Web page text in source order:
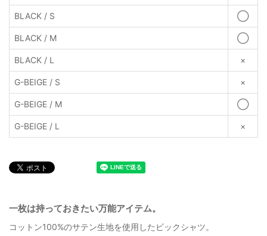
BLACK / S ◯
BLACK / M ◯
BLACK / L ×
G-BEIGE / S ×
G-BEIGE / M ◯
G-BEIGE / L ×
一枚は持っておきたい万能アイテム。
コットン100%のサテン生地を使用したビックシャツ。